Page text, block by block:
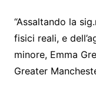
“Assaltando la
fisici reali, e
minore, Emma
Greater